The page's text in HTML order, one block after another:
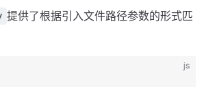
提供了根据引入文件路径参数的形式匹
js